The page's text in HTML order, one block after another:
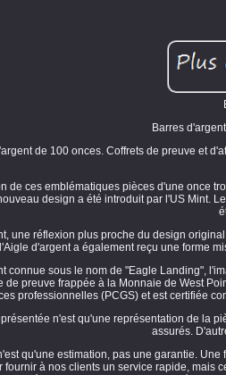
Barres
de 100 onces. Coffrets de preuve et
de ces emblématiques pièces d'une once
design a été introduit par l'US Mint.
une réflexion plus proche du design
l'Aigle d'argent a également reçu une forme
connue sous le nom de "Eagle Landing",
de preuve frappée à la Monnaie de West
professionnelles (PCGS) et est certifiée
n'est qu'une représentation de la
assurés.
qu'une estimation, pas une garantie.
fournir à nos clients un service rapide, mais